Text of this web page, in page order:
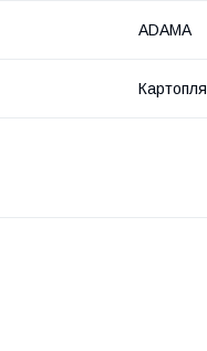
ADAMA
Картопля